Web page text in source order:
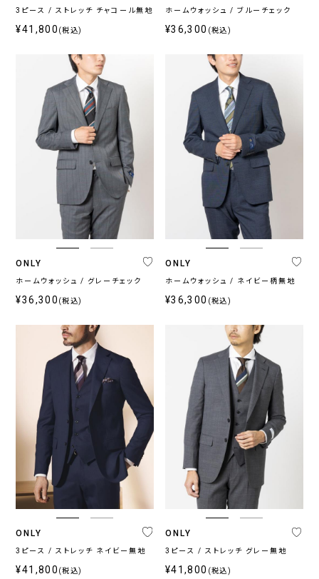
3ピース / ストレッチ チャコール無地
¥41,800 (税込)
ホームウォッシュ / ブルーチェック
¥36,300 (税込)
ONLY
ホームウォッシュ / グレーチェック
¥36,300 (税込)
ONLY
ホームウォッシュ / ネイビー柄無地
¥36,300 (税込)
ONLY
3ピース / ストレッチ ネイビー無地
¥41,800 (税込)
ONLY
3ピース / ストレッチ グレー無地
¥41,800 (税込)